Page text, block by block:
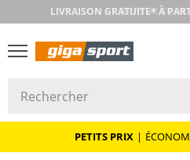
RETOUR SOUS
PETITS PRIX |